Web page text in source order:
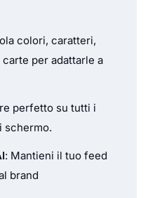
colori, caratteri,
per adattarle a
perfetto su tutti i
schermo.
: Mantieni il tuo feed
brand